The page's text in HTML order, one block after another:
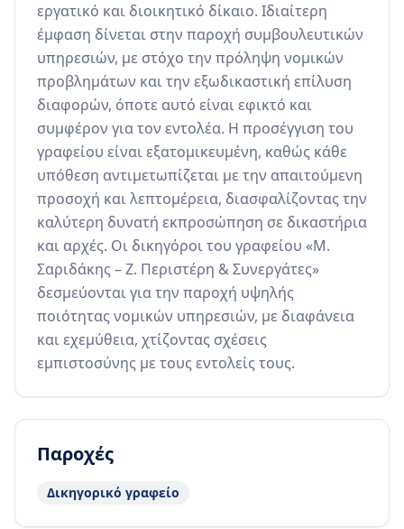
εργατικό και διοικητικό δίκαιο. Ιδιαίτερη
έμφαση δίνεται στην παροχή συμβουλευτικών
υπηρεσιών, με στόχο την πρόληψη νομικών
προβλημάτων και την εξωδικαστική επίλυση
διαφορών, όποτε αυτό είναι εφικτό και
συμφέρον για τον εντολέα. Η προσέγγιση του
γραφείου είναι εξατομικευμένη, καθώς κάθε
υπόθεση αντιμετωπίζεται με την απαιτούμενη
προσοχή και λεπτομέρεια, διασφαλίζοντας την
καλύτερη δυνατή εκπροσώπηση σε δικαστήρια
και αρχές. Οι δικηγόροι του γραφείου «Μ.
Σαριδάκης – Ζ. Περιστέρη & Συνεργάτες»
δεσμεύονται για την παροχή υψηλής
ποιότητας νομικών υπηρεσιών, με διαφάνεια
και εχεμύθεια, χτίζοντας σχέσεις
εμπιστοσύνης με τους εντολείς τους.
Παροχές
Δικηγορικό γραφείο